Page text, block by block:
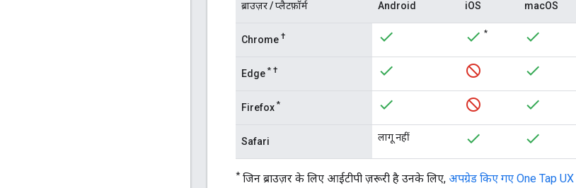
ब्राउज़र / प्लैटफ़ॉर्म Android iOS macOS
Chrome † *
Edge * †
Firefox *
Safari लागू नहीं
* जिन ब्राउज़र के लिए आईटीपी ज़रूरी है उनके लिए, अपग्रेड किए गए One Tap UX